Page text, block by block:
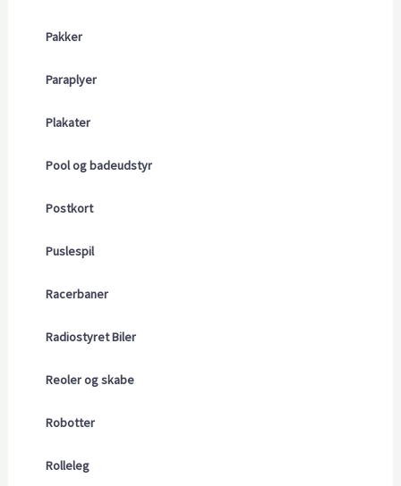
Pakker
Paraplyer
Plakater
Pool og badeudstyr
Postkort
Puslespil
Racerbaner
Radiostyret Biler
Reoler og skabe
Robotter
Rolleleg